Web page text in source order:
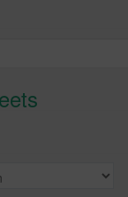
marketing